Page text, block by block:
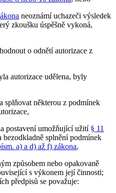
neoznámí uchazeči výsledek
zkoušku úspěšně vykoná,
o odnětí autorizace z
autorizace udělena, byly
splňovat některou z podmínek
postavení umožňující užití § 11
bezodkladně splnění podmínek
a) a d) až f) zákona,
způsobem nebo opakovaně
s výkonem její činnosti;
předpisů se považuje: